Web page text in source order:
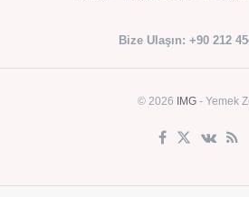
Bize Ulaşın: +90 212
© 2026 IMG - Yemek